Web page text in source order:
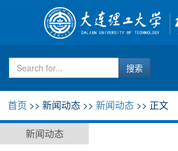
首页 >> 新闻动态 >>新闻动态 >> 正文
新闻动态